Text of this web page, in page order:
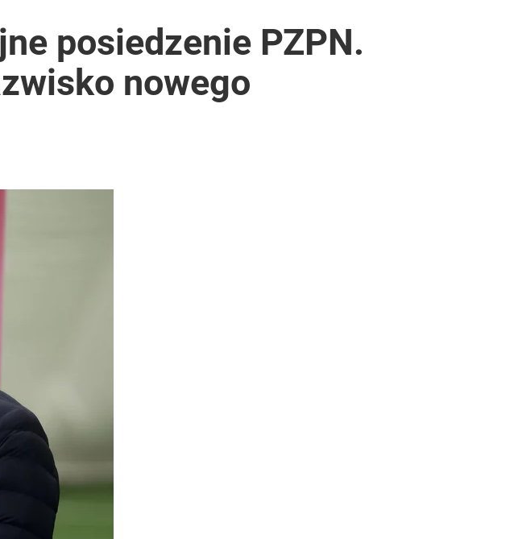
posiedzenie PZPN.
nowego